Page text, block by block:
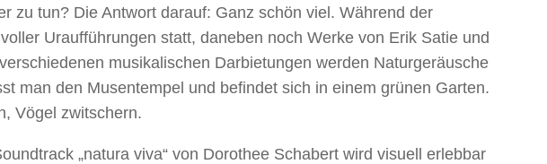
zu tun? Die Antwort darauf: Ganz schön viel. Während der
Uraufführungen statt, daneben noch Werke von Erik Satie und
musikalischen Darbietungen werden Naturgeräusche
man den Musentempel und befindet sich in einem grünen Garten.
Vögel zwitschern.
„natura viva“ von Dorothee Schabert wird visuell erlebbar